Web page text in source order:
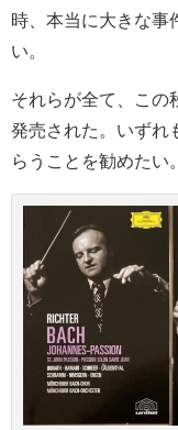
時、本当に大きな事
い。
それらが全て、この
発売された。いずれ
らうことを勧めたい。